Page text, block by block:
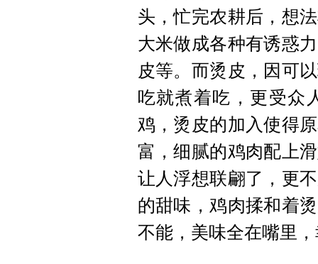
头，忙完农耕后，想
大米做成各种有诱惑
皮等。而烫皮，因可
吃就煮着吃，更受众
鸡，烫皮的加入使得
富，细腻的鸡肉配上
让人浮想联翩了，更
的甜味，鸡肉揉和着
不能，美味全在嘴里